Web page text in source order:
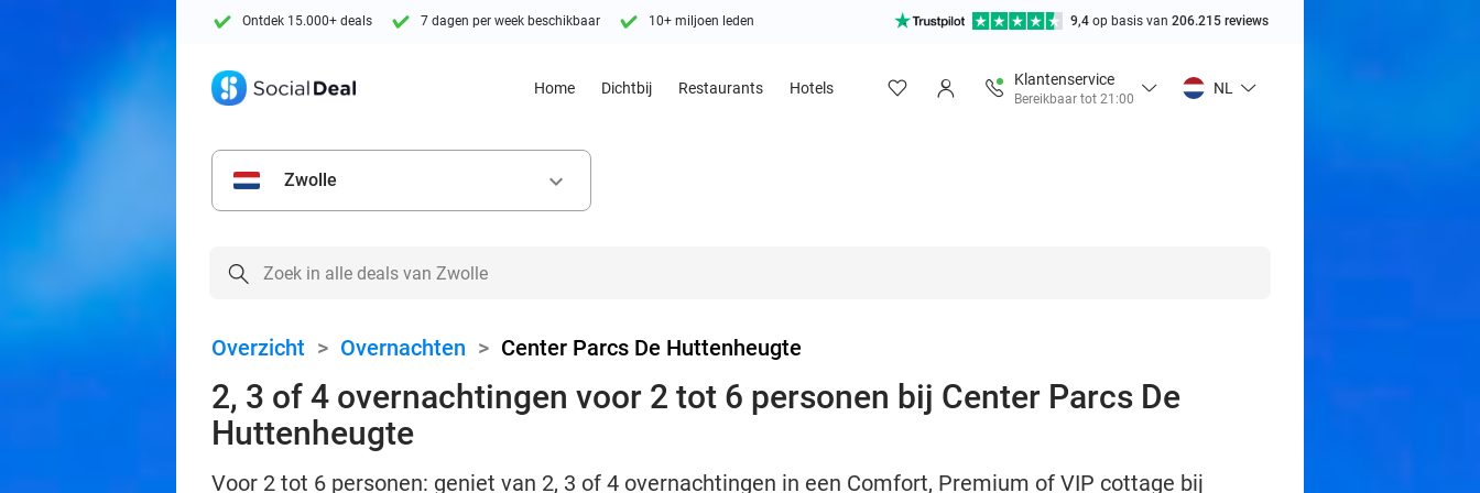
Ontdek 15.000+ deals 7 dagen per week beschikbaar 10+ miljoen leden 9,4 op basis van 206.215 reviews
Home Dichtbij Restaurants Hotels
Klantenservice
Bereikbaar tot 21:00
NL
Zwolle keyboard_arrow_down
Overzicht > Overnachten > Center Parcs De Huttenheugte
2, 3 of 4 overnachtingen voor 2 tot 6 personen bij Center Parcs De
Huttenheugte
Voor 2 tot 6 personen: geniet van 2, 3 of 4 overnachtingen in een Comfort, Premium of VIP cottage bij